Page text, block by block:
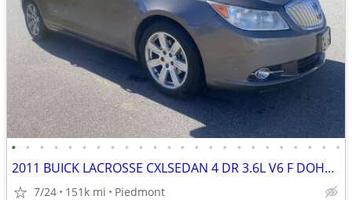
• • • • • • • • • • • • • • • • • • • • • • • •
2011 BUICK LACROSSE CXLSEDAN 4 DR 3.6L V6 F DOHC 24V 150,759 Miles VIN
7/24 151k mi Piedmont